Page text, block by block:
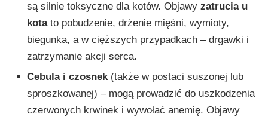
są silnie toksyczne dla kotów. Objawy zatrucia u
kotato pobudzenie, drżenie mięśni, wymioty,
biegunka, a w cięższych przypadkach – drgawki i
zatrzymanie akcji serca.
Cebula i czosnek(także w postaci suszonej lub
sproszkowanej) – mogą prowadzić do uszkodzenia
czerwonych krwinek i wywołać anemię. Objawy